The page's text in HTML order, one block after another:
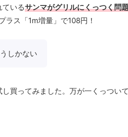
ているサンマがグリルにくっつく問
ラス「1m増量」で108円！
しかない
し買ってみました。万が一くっつい